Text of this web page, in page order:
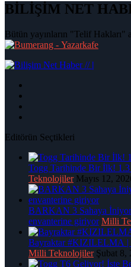
BİLİŞİM NET
Bütün yayınların "Telif Hakları"
|
Editörün Seçtikleri
Togg Tarihinde Bir İlk!
Teknolojiler Mayıs 12,
BARKAN 3 Sahaya
envanterine giriyor Milli
Bayraktar #KIZILELMA |
Milli Teknolojiler Şubat 8,